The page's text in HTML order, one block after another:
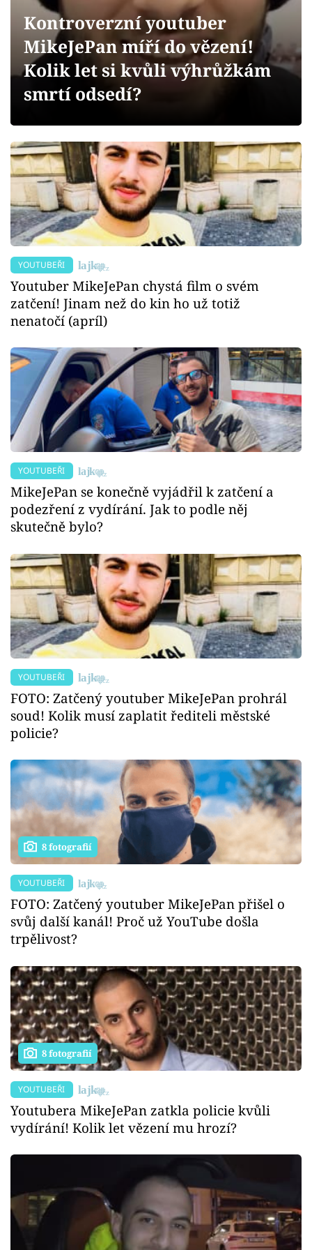
Videa
Sledujte prima+
Sledujte nás
Kontroverzní youtuber
MikeJePan míří do vězení!
Kolik let si kvůli výhrůžkám
smrtí odsedí?
YOUTUBEŘI
Youtuber MikeJePan chystá film o svém
zatčení! Jinam než do kin ho už totiž
nenatočí (apríl)
YOUTUBEŘI
MikeJePan se konečně vyjádřil k zatčení a
podezření z vydírání. Jak to podle něj
skutečně bylo?
YOUTUBEŘI
FOTO: Zatčený youtuber MikeJePan prohrál
soud! Kolik musí zaplatit řediteli městské
policie?
8 fotografií
YOUTUBEŘI
FOTO: Zatčený youtuber MikeJePan přišel o
svůj další kanál! Proč už YouTube došla
trpělivost?
8 fotografií
YOUTUBEŘI
Youtubera MikeJePan zatkla policie kvůli
vydírání! Kolik let vězení mu hrozí?